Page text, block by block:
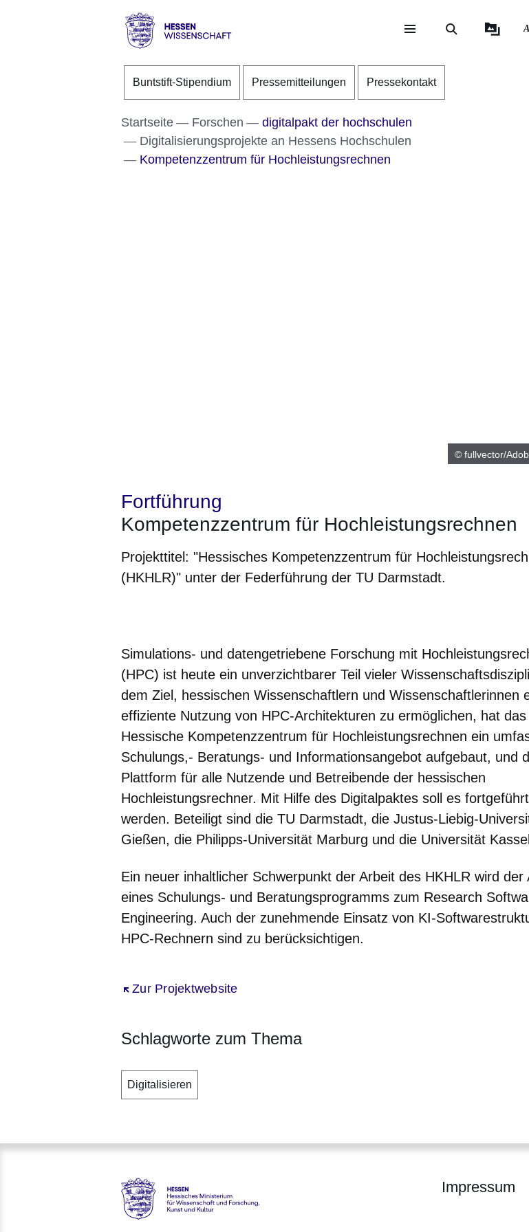
Direkt zum Kopf der Seite
Direkt zum Inhalt
Direkt zum Fuß der Seite
Wissenschaft
Buntstift-Stipendium Pressemitteilungen Pressekontakt
Startseite Forschen
digitalpakt der hochschulen
Digitalisierungsprojekte an Hessens Hochschulen
Kompetenzzentrum für Hochleistungsrechnen
© fullvector/
Fortführung
Kompetenzzentrum für Hochleistungsrechnen
Projekttitel: "Hessisches Kompetenzzentrum für
(HKHLR)" unter der Federführung der TU Darmstadt.
Simulations- und datengetriebene Forschung mit
(HPC) ist heute ein unverzichtbarer Teil vieler
dem Ziel, hessischen Wissenschaftlern und Wissenschaftlerinnen
effiziente Nutzung von HPC-Architekturen zu ermöglichen, hat das
Hessische Kompetenzzentrum für Hochleistungsrechnen ein
Schulungs,- Beratungs- und Informationsangebot aufgebaut, und
Plattform für alle Nutzende und Betreibende der hessischen
Hochleistungsrechner. Mit Hilfe des Digitalpaktes soll es fortgeführt
werden. Beteiligt sind die TU Darmstadt, die Justus-Liebig-
Gießen, die Philipps-Universität Marburg und die Universität
Ein neuer inhaltlicher Schwerpunkt der Arbeit des HKHLR wird der
eines Schulungs- und Beratungsprogramms zum Research
Engineering. Auch der zunehmende Einsatz von KI-
HPC-Rechnern sind zu berücksichtigen.
Zur Projektwebsite
Öffnet sich in einem neuen Fenster
Schlagworte zum Thema
Digitalisieren
Impressum